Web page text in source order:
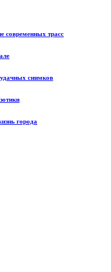
современных трасс
снимков
города